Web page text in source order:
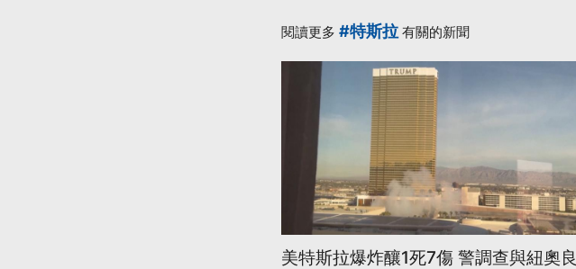
閱讀更多 #特斯拉 有關的新聞
美特斯拉爆炸釀1死7傷 警調查與紐奧良